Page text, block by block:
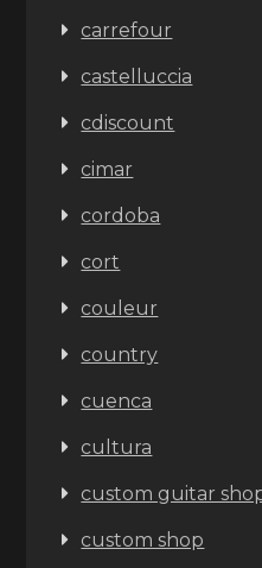
carrefour
castelluccia
cdiscount
cimar
cordoba
cort
couleur
country
cuenca
cultura
custom guitar
custom shop